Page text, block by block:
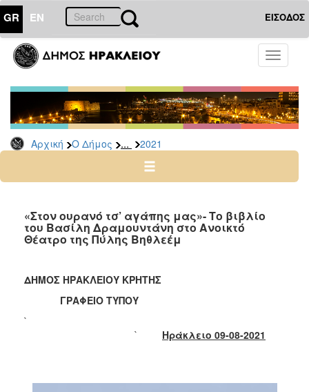
GR EN ΕΙΣΟΔΟΣ
Toggle
Αρχική Ο Δήμος ... 2021
ΔΗΜΟΣ
Δελτία
Τύπου
Αρχείο
2026
2024
2022
2021
«Στον ουρανό τσ’ αγάπης μας»- Το βιβλίο
του Βασίλη Δραμουντάνη στο Ανοικτό
Θέατρο της Πύλης Βηθλεέμ
ΔΗΜΟΣ ΗΡΑΚΛΕΙΟΥ ΚΡΗΤΗΣ
ΓΡΑΦΕΙΟ ΤΥΠΟΥ
`
`
Ηράκλειο 09-08-2021